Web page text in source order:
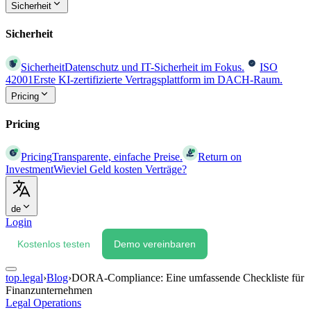
Sicherheit
Sicherheit
SicherheitDatenschutz und IT-Sicherheit im Fokus.
ISO
42001Erste KI-zertifizierte Vertragsplattform im DACH-Raum.
Pricing
Pricing
PricingTransparente, einfache Preise.
Return on
InvestmentWieviel Geld kosten Verträge?
de
Login
Kostenlos testen Demo vereinbaren
top.legal›Blog›DORA-Compliance: Eine umfassende Checkliste für
Finanzunternehmen
Legal Operations